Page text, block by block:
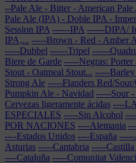
--Pale Ale - Bitter - American
Pale Ale (IPA) - Doble IPA -
Session IPA ------IPA ------DIPA/
IPA,... -----Brown - Red - Amber
-----Dubbel ------Tripel ------
Biere de Garde -----Negras:
Stout - Oatmeal Stout... -----
Strong Ale -----Flanders Red/
Pumpkin Ale - Navidad -----Sour
Cervezas ligeramente ácidas ----
ESPECIALES -----Sin Alcohol
POR NACIONES ----Alemania
----Estados Unidos ----España -----
Asturias -----Cantabria -----
----Cataluña -----Comunitat